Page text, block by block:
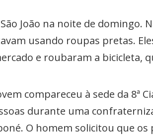
João na noite de domingo.
usando roupas pretas.
e roubaram a bicicleta,
compareceu à sede da 8ª
durante uma
O homem solicitou que os